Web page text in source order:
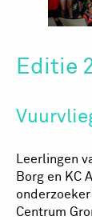
Editie
Leerlingen
Borg en KC
Centrum